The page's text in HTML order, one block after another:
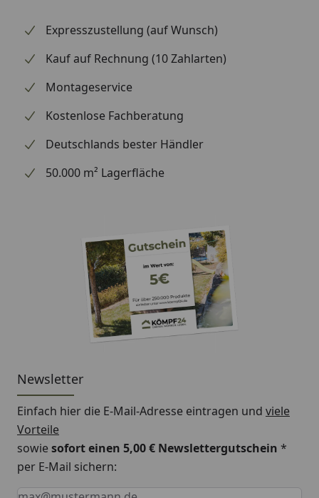
natürlich zur komfortablen Reinigung in die
Spülmaschine.
Expresszustellung (auf Wunsch)
Kauf auf Rechnung (10 Zahlarten)
Montageservice
Kostenlose Fachberatung
Deutschlands bester Händler
50.000 m² Lagerfläche
Newsletter
Einfach hier die E-Mail-Adresse eintragen und viele
Vorteile
sowiesofort einen 5,00 € Newslettergutschein *
per E-Mail sichern:
Keine Eingabe erforderlich
Eingabe erforderlich
E-Mail *